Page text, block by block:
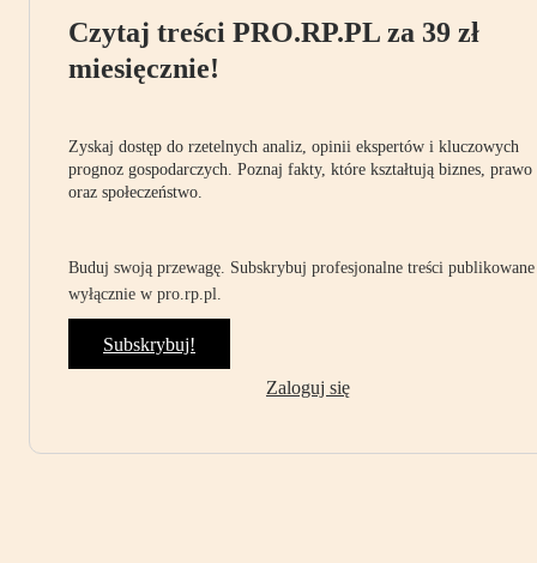
Czytaj treści PRO.RP.PL za 39 zł
miesięcznie!
Zyskaj dostęp do rzetelnych analiz, opinii ekspertów i kluczowych
prognoz gospodarczych. Poznaj fakty, które kształtują biznes, prawo
oraz społeczeństwo.
Buduj swoją przewagę. Subskrybuj profesjonalne treści publikowane
wyłącznie w pro.rp.pl.
Subskrybuj!
Zaloguj się